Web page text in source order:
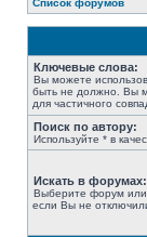
Список форумов
Ключевые слова:
Вы можете
быть не должно. Вы
для частичного
Поиск по автору:
Используйте * в
Искать в форумах:
Выберите форум или
если Вы не